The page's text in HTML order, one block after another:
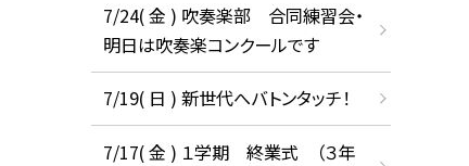
7/24( 金 ) 吹奏楽部 合同練習会・
明日は吹奏楽コンクールです
7/19( 日 ) 新世代へバトンタッチ！
7/17( 金 ) １学期 終業式 （３年